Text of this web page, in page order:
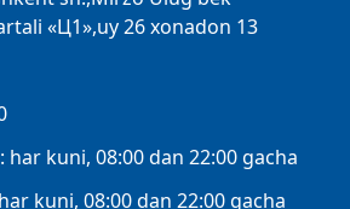
«Ц1»,uy 26 xonadon 13
kuni, 08:00 dan 22:00 gacha
kuni, 08:00 dan 22:00 gacha